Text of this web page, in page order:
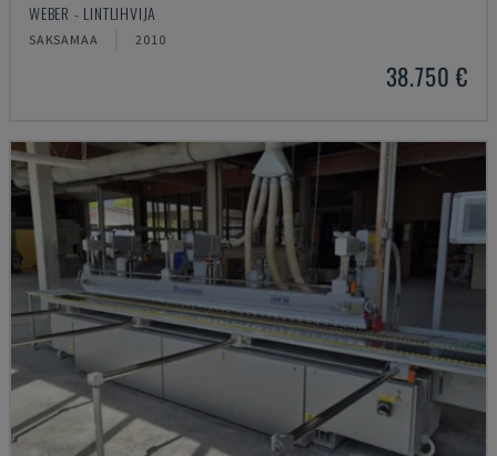
WEBER - LINTLIHVIJA
SAKSAMAA 2010
38.750 €